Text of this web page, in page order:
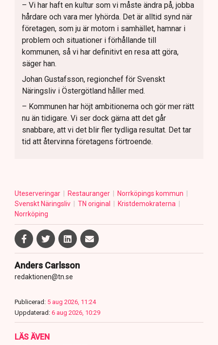
– Vi har haft en kultur som vi måste ändra på, jobba
hårdare och vara mer lyhörda. Det är alltid synd när
företagen, som ju är motorn i samhället, hamnar i
problem och situationer i förhållande till
kommunen, så vi har definitivt en resa att göra,
säger han.
Johan Gustafsson, regionchef för Svenskt
Näringsliv i Östergötland håller med.
– Kommunen har höjt ambitionerna och gör mer rätt
nu än tidigare. Vi ser dock gärna att det går
snabbare, att vi det blir fler tydliga resultat. Det tar
tid att återvinna företagens förtroende.
Uteserveringar Restauranger
Norrköpings kommun
Svenskt Näringsliv
TN original
Kristdemokraterna
Norrköping
Anders Carlsson
redaktionen@tn.se
Publicerad: 5 aug 2026, 11:24
Uppdaterad: 6 aug 2026, 10:29
LÄS ÄVEN